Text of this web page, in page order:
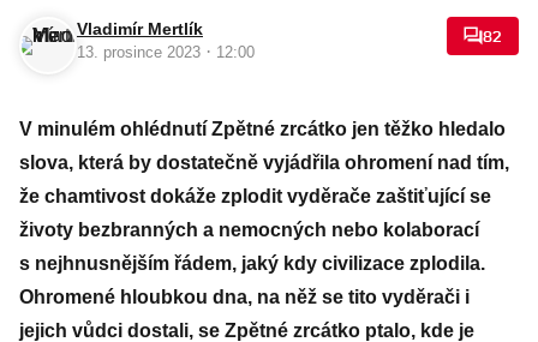
Vladimír Mertlík
13. prosince 2023 · 12:00
82
V minulém ohlédnutí Zpětné zrcátko jen těžko hledalo
slova, která by dostatečně vyjádřila ohromení nad tím,
že chamtivost dokáže zplodit vyděrače zaštiťující se
životy bezbranných a nemocných nebo kolaborací
s nejhnusnějším řádem, jaký kdy civilizace zplodila.
Ohromené hloubkou dna, na něž se tito vyděrači i
jejich vůdci dostali, se Zpětné zrcátko ptalo, kde je